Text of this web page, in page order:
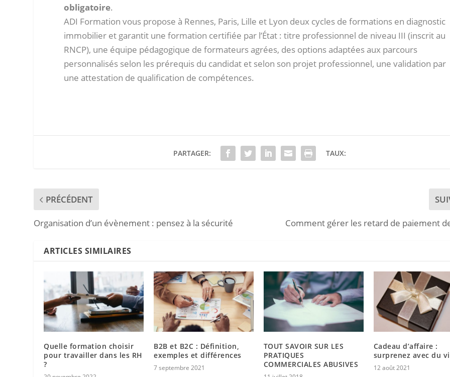
obligatoire.
ADI Formation vous propose à Rennes, Paris, Lille et Lyon deux cycles de formations en diagnostic
immobilier et garantit une formation certifiée par l’État : titre professionnel de niveau III (inscrit au
RNCP), une équipe pédagogique de formateurs agrées, des options adaptées aux parcours
personnalisés selon les prérequis du candidat et selon son projet professionnel, une validation par
une attestation de qualification de compétences.
PARTAGER: TAUX:
PRÉCÉDENT
Organisation d’un évènement : pensez à la sécurité Comment gérer les retard de paiement
ARTICLES SIMILAIRES
Quelle formation choisir
pour travailler dans les RH
?
B2B et B2C : Définition,
exemples et différences
7 septembre 2021
TOUT SAVOIR SUR LES
PRATIQUES
COMMERCIALES ABUSIVES
Cadeau d’affaire :
surprenez avec du
12 août 2021